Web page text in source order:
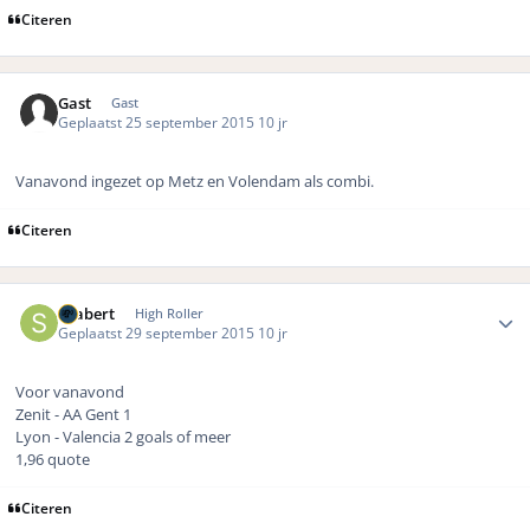
Citeren
Gast Gast
Geplaatst25 september 2015 10 jr
Vanavond ingezet op Metz en Volendam als combi.
Citeren
Seabert High Roller
Geplaatst29 september 2015 10 jr
Voor vanavond
Zenit - AA Gent 1
Lyon - Valencia 2 goals of meer
1,96 quote
Citeren